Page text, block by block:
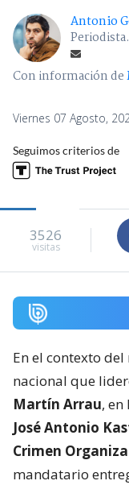
Antonio
Con información de
Viernes 07 Agosto,
Seguimos criterios de
3526
visitas
En el contexto
nacional que
Martín Arrau,
José Antonio
Crimen
mandatario